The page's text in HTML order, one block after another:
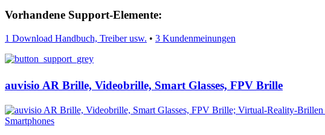
Vorhandene Support-Elemente:
1 Download Handbuch, Treiber usw. • 3 Kundenmeinungen
auvisio AR Brille, Videobrille, Smart Glasses, FPV Brille